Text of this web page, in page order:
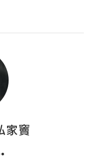
家竇